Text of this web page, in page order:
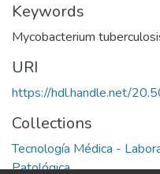
Keywords
Mycobacterium
URI
https://hdl.handle.net/
Collections
Tecnología Médica -
Patológica